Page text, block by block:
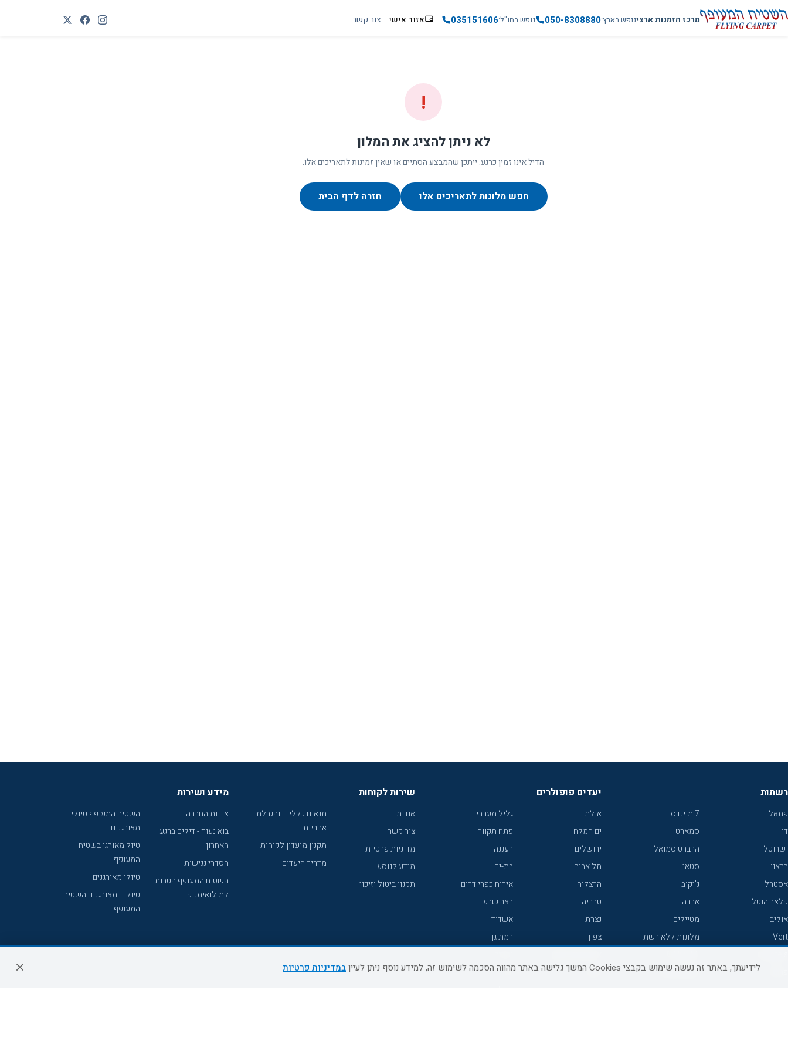
מרכז הזמנות ארצינופש בארץ050-8308880 נופש בחו"ל035151606 אזור אישי צור קשר
!
לא ניתן להציג את המלון
הדיל אינו זמין כרגע. ייתכן שהמבצע הסתיים או שאין זמינות לתאריכים אלו.
חפש מלונות לתאריכים אלו חזרה לדף הבית
רשתות
פתאל
דן
ישרוטל
בראון
אסטרל
קלאב הוטל
אוליב
Vert
7 מיינדס
סמארט
הרברט סמואל
סטאי
ג'יקוב
אברהם
מטיילים
מלונות ללא רשת
קראון פלאזה
יעדים פופולרים
אילת
ים המלח
ירושלים
תל אביב
הרצליה
טבריה
נצרת
צפון
נתניה
גליל מערבי
פתח תקווה
רעננה
בת-ים
אירוח כפרי דרום
באר שבע
אשדוד
רמת גן
עכו
שירות לקוחות
אודות
צור קשר
מדיניות פרטיות
מידע לנוסע
תקנון ביטול וזיכוי
תנאים כלליים והגבלת
אחריות
תקנון מועדון לקוחות
מדריך היעדים
מידע ושירות
אודות החברה
בוא נעוף - דילים ברגע
האחרון
הסדרי נגישות
השטיח המעופף הטבות
למילואימניקים
השטיח המעופף טיולים
מאורגנים
טיול מאורגן בשטיח
המעופף
טיולי מאורגנים
טיולים מאורגנים השטיח
המעופף
לידיעתך, באתר זה נעשה שימוש בקבצי Cookies המשך גלישה באתר מהווה הסכמה לשימוש זה, למידע נוסף ניתן לעיין במדיניות פרטיות